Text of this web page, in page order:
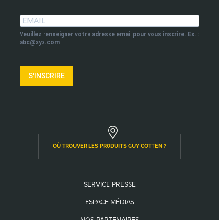
Veuillez renseigner votre adresse email pour vous inscrire. Ex. :
abc@xyz.com
S'INSCRIRE
OÙ TROUVER LES PRODUITS GUY COTTEN ?
SERVICE PRESSE
ESPACE MÉDIAS